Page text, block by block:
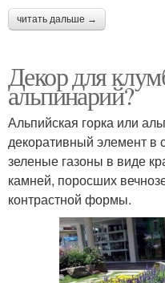
читать дальше →
Декор для
альпинарий?
Альпийская горка или
декоративный элемент в
зеленые газоны в виде
камней, поросших
контрастной формы.